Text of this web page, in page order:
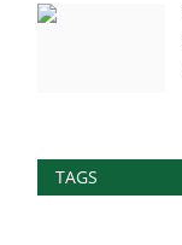
TAGS